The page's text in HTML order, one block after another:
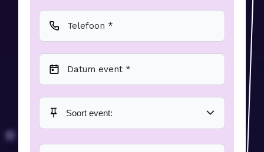
Telefoon *
Datum event *